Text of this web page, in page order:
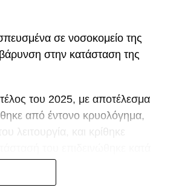
σε νοσοκομείο της
στην κατάσταση της
του 2025, με αποτέλεσμα
από έντονο κρυολόγημα,
λειτουργία, και κρίθηκε